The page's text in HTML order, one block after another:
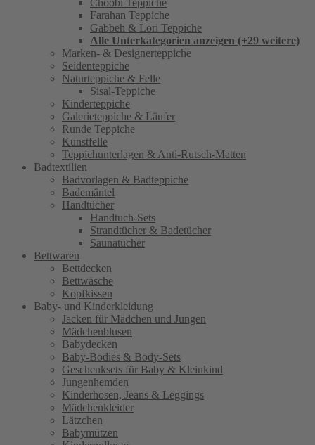
Choobi Teppiche
Farahan Teppiche
Gabbeh & Lori Teppiche
Alle Unterkategorien anzeigen (+29 weitere)
Marken- & Designerteppiche
Seidenteppiche
Naturteppiche & Felle
Sisal-Teppiche
Kinderteppiche
Galerieteppiche & Läufer
Runde Teppiche
Kunstfelle
Teppichunterlagen & Anti-Rutsch-Matten
Badtextilien
Badvorlagen & Badteppiche
Bademäntel
Handtücher
Handtuch-Sets
Strandtücher & Badetücher
Saunatücher
Bettwaren
Bettdecken
Bettwäsche
Kopfkissen
Baby- und Kinderkleidung
Jacken für Mädchen und Jungen
Mädchenblusen
Babydecken
Baby-Bodies & Body-Sets
Geschenksets für Baby & Kleinkind
Jungenhemden
Kinderhosen, Jeans & Leggings
Mädchenkleider
Lätzchen
Babymützen